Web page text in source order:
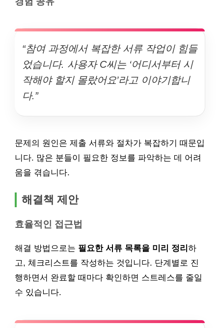
“참여 과정에서 복잡한 서류 작업이 힘들
었습니다. 사용자 C씨는 ‘어디서부터 시
작해야 할지 몰랐어요’라고 이야기합니
다.”
문제의 원인은 제출 서류와 절차가 복잡하기 때문입
니다. 많은 분들이 필요한 정보를 파악하는 데 어려
움을 겪습니다.
해결책 제안
효율적인 접근법
해결 방법으로는 필요한 서류 목록을 미리 정리 하
고, 체크리스트를 작성하는 것입니다. 단계별로 진
행하면서 완료할 때마다 확인하면 스트레스를 줄일
수 있습니다.